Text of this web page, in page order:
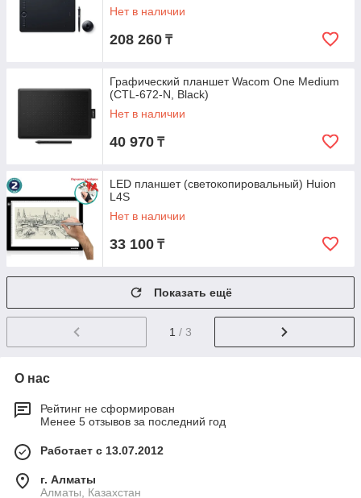
Нет в наличии
208 260 ₸
Графический планшет Wacom One Medium
(CTL-672-N, Black)
Нет в наличии
40 970 ₸
LED планшет (светокопировальный) Huion
L4S
Нет в наличии
33 100 ₸
Показать ещё
1 / 3
О нас
Рейтинг не сформирован
Менее 5 отзывов за последний год
Работает с 13.07.2012
г. Алматы
Алматы, Казахстан